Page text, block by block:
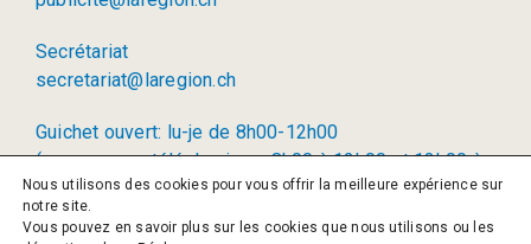
Secrétariat
secretariat@laregion.ch
Guichet ouvert: lu-je de 8h00-12h00
(permanence téléphonique: 8h00 à 12h00 et 13h00 à
17h00)
Nous utilisons des cookies pour vous offrir la meilleure expérience sur
notre site.
Vous pouvez en savoir plus sur les cookies que nous utilisons ou les